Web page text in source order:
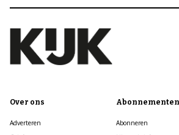
Over ons
Adverteren
Abonnementen
Abonneren